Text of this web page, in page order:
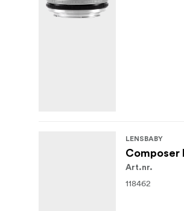
LENSBABY
Composer
Art.nr.
118462